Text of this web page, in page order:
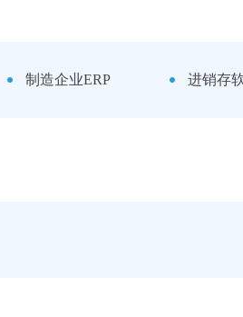
制造企业ERP 进销存